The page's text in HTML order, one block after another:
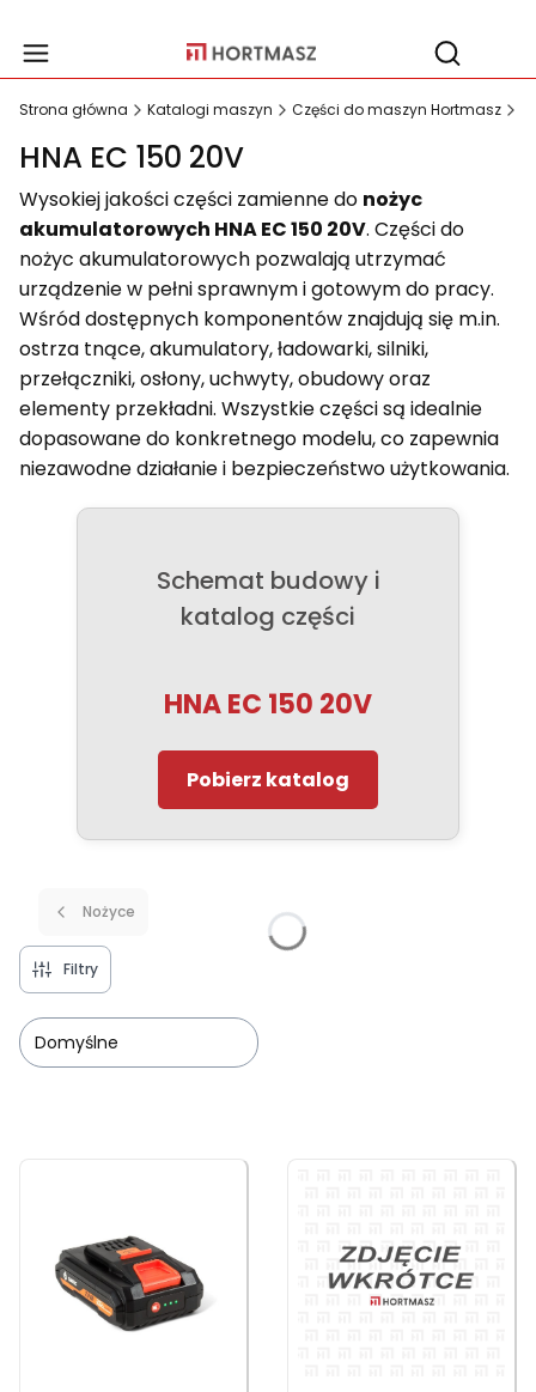
Otwórz
Strona główna Katalogi maszyn Części do maszyn Hortmasz
HNA EC 150 20V
Wysokiej jakości części zamienne do nożyc
akumulatorowych HNA EC 150 20V. Części do
nożyc akumulatorowych pozwalają utrzymać
urządzenie w pełni sprawnym i gotowym do pracy.
Wśród dostępnych komponentów znajdują się m.in.
ostrza tnące, akumulatory, ładowarki, silniki,
przełączniki, osłony, uchwyty, obudowy oraz
elementy przekładni. Wszystkie części są idealnie
dopasowane do konkretnego modelu, co zapewnia
niezawodne działanie i bezpieczeństwo użytkowania.
Schemat budowy i
katalog części
HNA EC 150 20V
Pobierz katalog
Nożyce
Filtry
Domyślne